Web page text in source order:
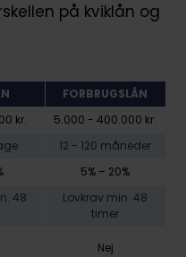
på kviklån og
FORBRUGSLÅN
kr.
5.000 - 400.000 kr.
12 - 120 måneder
5% – 20%
48
Lovkrav min. 48
timer
Nej